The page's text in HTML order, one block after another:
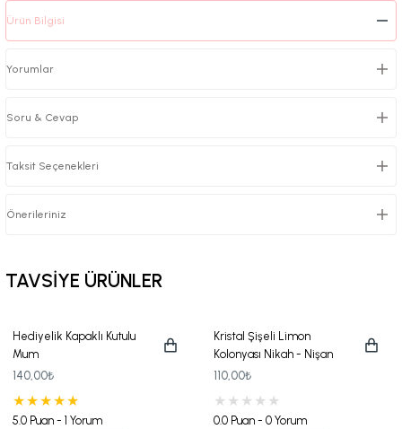
Ürün Bilgisi
Yorumlar
Soru & Cevap
Taksit Seçenekleri
Önerileriniz
TAVSİYE ÜRÜNLER
Hediyelik Kapaklı Kutulu
Mum
140,00₺
5.0 Puan - 1 Yorum
Kristal Şişeli Limon
Kolonyası Nikah - Nişan
Hediyeliği
110,00₺
0.0 Puan - 0 Yorum